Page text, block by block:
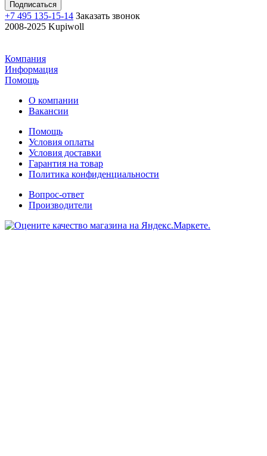
+7 495 135-15-14 Заказать звонок
2008-2025 Kupiwoll
Компания
Информация
Помощь
О компании
Вакансии
Помощь
Условия оплаты
Условия доставки
Гарантия на товар
Политика конфиденциальности
Вопрос-ответ
Производители